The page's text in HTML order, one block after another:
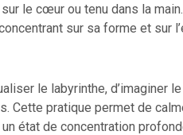
le cœur ou tenu dans la
sur sa forme et sur
le labyrinthe, d’imaginer
Cette pratique permet de
état de concentration